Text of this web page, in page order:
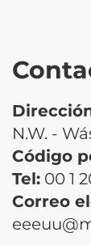
N.W. -
Código
Tel: 00 1
Correo